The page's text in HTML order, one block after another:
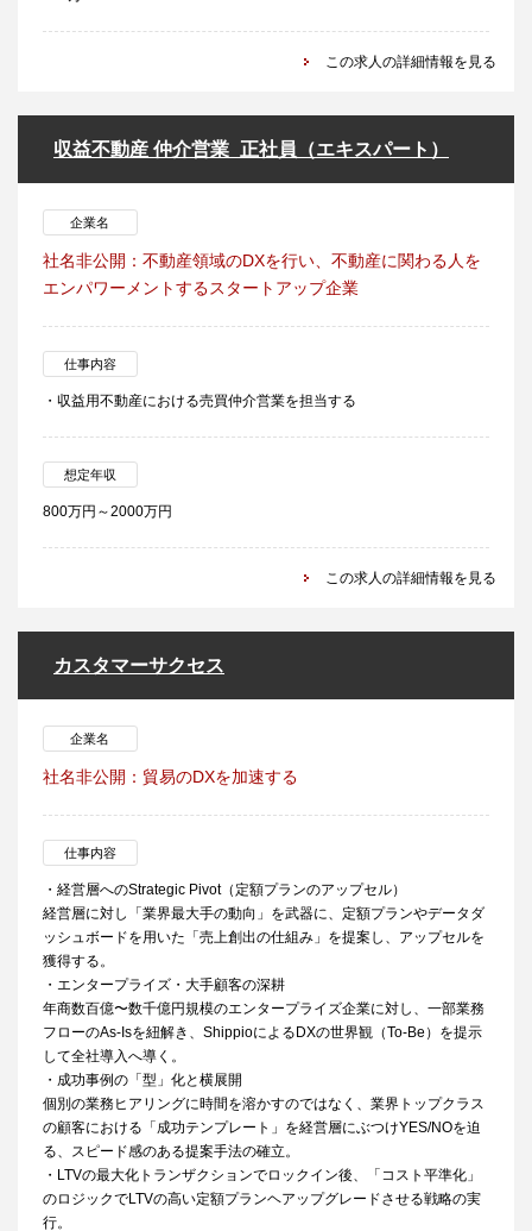
この求人の詳細情報を見る
収益不動産 仲介営業_正社員（エキスパート）
企業名
社名非公開：不動産領域のDXを行い、不動産に関わる人を
エンパワーメントするスタートアップ企業
仕事内容
・収益用不動産における売買仲介営業を担当する
想定年収
800万円～2000万円
この求人の詳細情報を見る
カスタマーサクセス
企業名
社名非公開：貿易のDXを加速する
仕事内容
・経営層へのStrategic Pivot（定額プランのアップセル）
経営層に対し「業界最大手の動向」を武器に、定額プランやデータダ
ッシュボードを用いた「売上創出の仕組み」を提案し、アップセルを
獲得する。
・エンタープライズ・大手顧客の深耕
年商数百億〜数千億円規模のエンタープライズ企業に対し、一部業務
フローのAs-Isを紐解き、ShippioによるDXの世界観（To-Be）を提示
して全社導入へ導く。
・成功事例の「型」化と横展開
個別の業務ヒアリングに時間を溶かすのではなく、業界トップクラス
の顧客における「成功テンプレート」を経営層にぶつけYES/NOを迫
る、スピード感のある提案手法の確立。
・LTVの最大化トランザクションでロックイン後、「コスト平準化」
のロジックでLTVの高い定額プランヘアップグレードさせる戦略の実
行。